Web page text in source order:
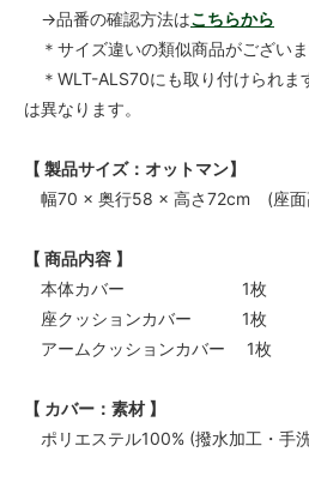
→品番の確認方法はこちらから
＊サイズ違いの類似商品がございま
＊WLT-ALS70にも取り付けられま
は異なります。
【 製品サイズ：オットマン】
幅70 × 奥行58 × 高さ72cm (座面
【 商品内容 】
本体カバー 1枚
座クッションカバー 1枚
アームクッションカバー 1枚
【 カバー：素材 】
ポリエステル100% (撥水加工・手